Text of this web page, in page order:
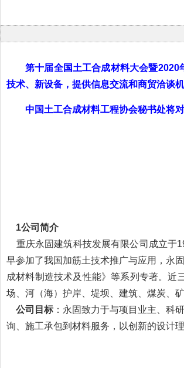
第十届全国土工合成材料大会暨
技术、新设备，提供信息交流和商贸洽谈
中国土工合成材料工程协会秘书处将
1公司简介
重庆永固建筑科技发展有限公司成立于
早参加了我国加筋土技术推广与应用，永
成材料制造技术及性能》等系列专著。近
场、河（海）护岸、堤坝、建筑、煤炭、
公司目标：永固致力于与项目业主、科
询、施工承包到材料服务，以创新的设计